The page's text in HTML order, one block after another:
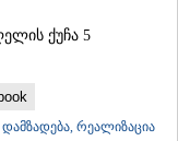
ქუჩა 5
რეალიზაცია